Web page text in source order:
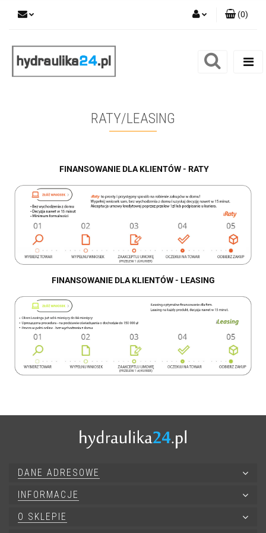
Zarejestruj się
(0)
RATY/LEASING
FINANSOWANIE DLA KLIENTÓW - RATY
FINANSOWANIE DLA KLIENTÓW - LEASING
DANE ADRESOWE
INFORMACJE
O SKLEPIE